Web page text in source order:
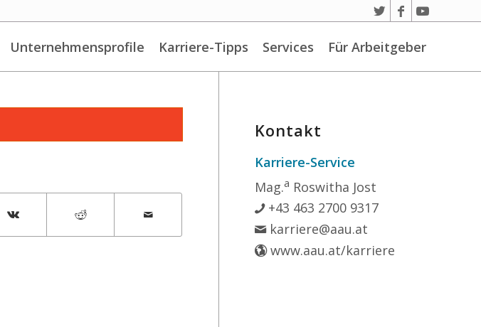
Unternehmensprofile Karriere-Tipps Services Für Arbeitgeber
Kontakt
Karriere-Service
Mag.a Roswitha Jost
+43 463 2700 9317
karriere@aau.at
www.aau.at/karriere